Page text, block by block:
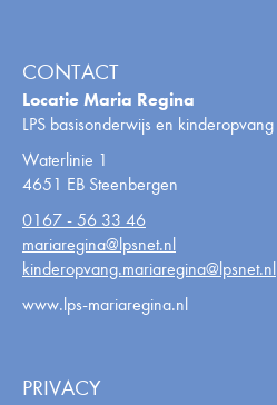
CONTACT
Locatie Maria Regina
LPS basisonderwijs en kinderopvang
Waterlinie 1
4651 EB Steenbergen
0167 - 56 33 46
mariaregina@lpsnet.nl
kinderopvang.mariaregina@lpsnet.nl
www.lps-mariaregina.nl
PRIVACY